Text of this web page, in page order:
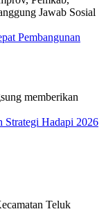
Pembangunan
Strategi Hadapi 2026